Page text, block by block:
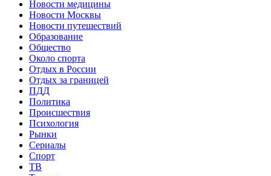
Новости медицины
Новости Москвы
Новости путешествий
Образование
Общество
Около спорта
Отдых в России
Отдых за границей
ПДД
Политика
Происшествия
Психология
Рынки
Сериалы
Спорт
ТВ